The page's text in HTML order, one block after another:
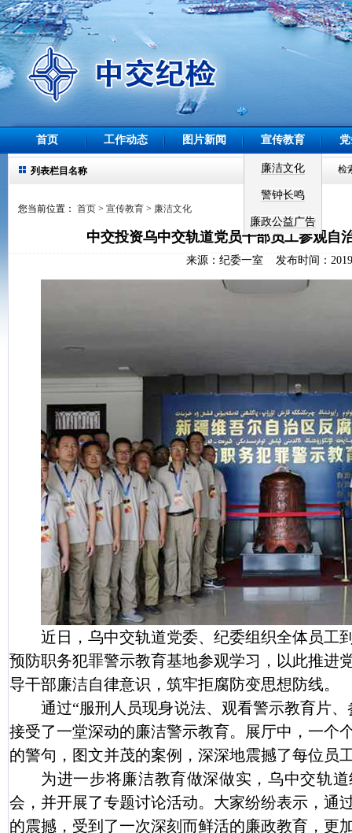
首页 工作动态 图片新闻 宣传教育
廉洁文化
警钟长鸣
廉政公益广告
列表栏目名称 检
您当前位置： 首页 > 宣传教育 > 廉洁文化
中交投资乌中交轨道党员干部员工参观自
来源：纪委一室 发布时间：
近日，乌中交轨道党委、纪委组织全体员工
预防职务犯罪警示教育基地参观学习，以此推进
导干部廉洁自律意识，筑牢拒腐防变思想防线。
通过“服刑人员现身说法、观看警示教育片
接受了一堂深动的廉洁警示教育。展厅中，一个
的警句，图文并茂的案例，深深地震撼了每位员
为进一步将廉洁教育做深做实，乌中交轨
会，并开展了专题讨论活动。大家纷纷表示，通
的震撼，受到了一次深刻而鲜活的廉政教育，更